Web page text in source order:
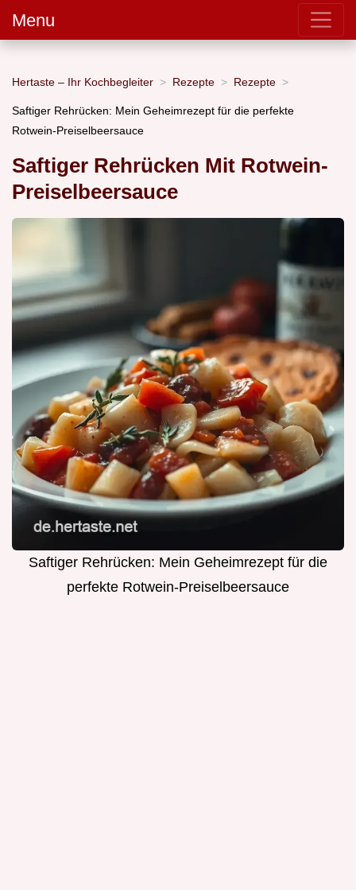
Menu
Hertaste – Ihr Kochbegleiter Rezepte Rezepte
Saftiger Rehrücken: Mein Geheimrezept für die perfekte
Rotwein-Preiselbeersauce
Saftiger Rehrücken Mit Rotwein-
Preiselbeersauce
Saftiger Rehrücken: Mein Geheimrezept für die
perfekte Rotwein-Preiselbeersauce